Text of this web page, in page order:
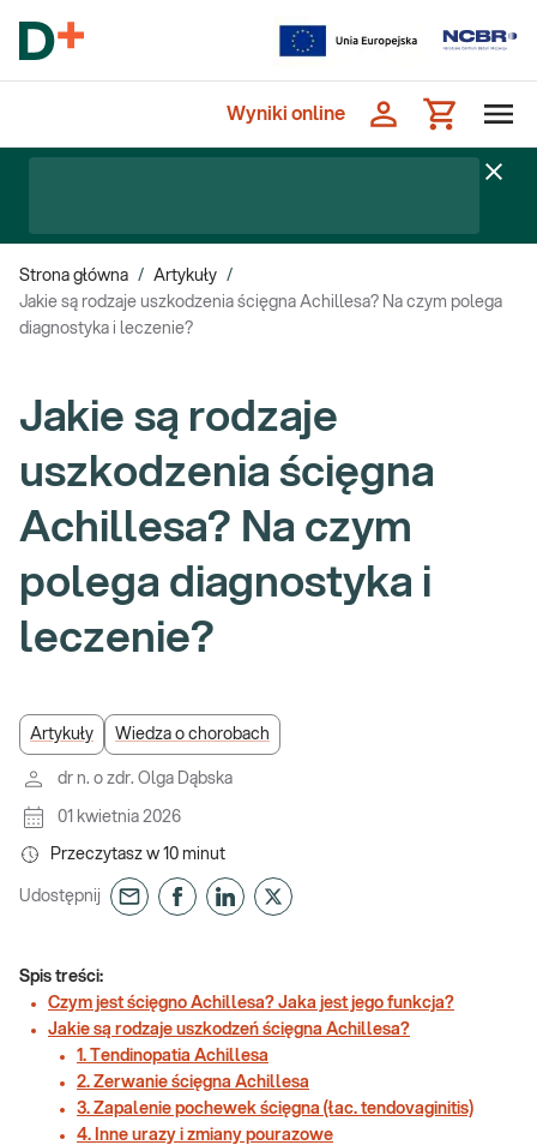
Wyniki online
Strona główna / Artykuły /
Jakie są rodzaje uszkodzenia ścięgna Achillesa? Na czym polega
diagnostyka i leczenie?
Jakie są rodzaje
uszkodzenia ścięgna
Achillesa? Na czym
polega diagnostyka i
leczenie?
Artykuły Wiedza o chorobach
dr n. o zdr. Olga Dąbska
01 kwietnia 2026
Przeczytasz w 10 minut
Udostępnij
Spis treści:
Czym jest ścięgno Achillesa? Jaka jest jego funkcja?
Jakie są rodzaje uszkodzeń ścięgna Achillesa?
1. Tendinopatia Achillesa
2. Zerwanie ścięgna Achillesa
3. Zapalenie pochewek ścięgna (łac. tendovaginitis)
4. Inne urazy i zmiany pourazowe